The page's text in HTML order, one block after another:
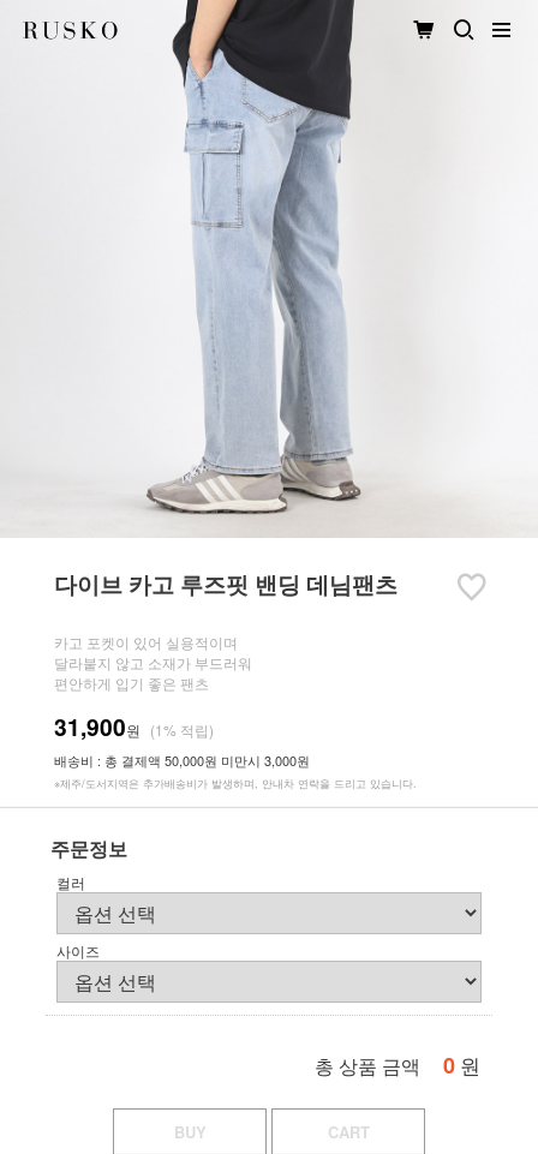
다이브 카고 루즈핏 밴딩 데님팬츠
카고 포켓이 있어 실용적이며
달라붙지 않고 소재가 부드러워
편안하게 입기 좋은 팬츠
31,900원 (1% 적립)
배송비 : 총 결제액 50,000원 미만시 3,000원
※제주/도서지역은 추가배송비가 발생하며, 안내차 연락을 드리고 있습니다.
주문정보
컬러
사이즈
총 상품 금액 0 원
BUY CART